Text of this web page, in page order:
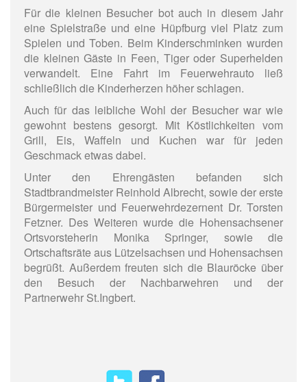
Für die kleinen Besucher bot auch in diesem Jahr
eine Spielstraße und eine Hüpfburg viel Platz zum
Spielen und Toben. Beim Kinderschminken wurden
die kleinen Gäste in Feen, Tiger oder Superhelden
verwandelt. Eine Fahrt im Feuerwehrauto ließ
schließlich die Kinderherzen höher schlagen.
Auch für das leibliche Wohl der Besucher war wie
gewohnt bestens gesorgt. Mit Köstlichkeiten vom
Grill, Eis, Waffeln und Kuchen war für jeden
Geschmack etwas dabei.
Unter den Ehrengästen befanden sich
Stadtbrandmeister Reinhold Albrecht, sowie der erste
Bürgermeister und Feuerwehrdezernent Dr. Torsten
Fetzner. Des Weiteren wurde die Hohensachsener
Ortsvorsteherin Monika Springer, sowie die
Ortschaftsräte aus Lützelsachsen und Hohensachsen
begrüßt. Außerdem freuten sich die Blauröcke über
den Besuch der Nachbarwehren und der
Partnerwehr St.Ingbert.